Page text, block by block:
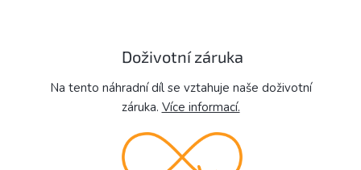
Doživotní záruka
Na tento náhradní díl se vztahuje naše doživotní
záruka. Více informací.